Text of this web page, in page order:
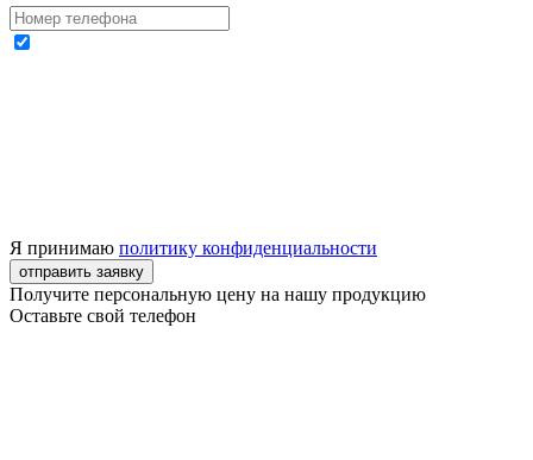
Я принимаю политику конфиденциальности
отправить заявку
Получите персональную цену на нашу продукцию
Оставьте свой телефон